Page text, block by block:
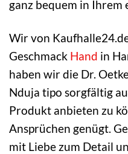
ganz bequem in Ihrem
Wir von
Geschmack Hand in
haben wir die Dr.
Nduja tipo sorgfältig
Produkt anbieten zu
Ansprüchen genügt.
mit Liebe zum Detail